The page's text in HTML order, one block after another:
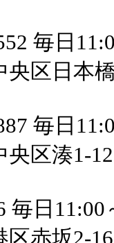
毎日
央区日本
毎日
央区湊1-
毎日11:00
区赤坂2-